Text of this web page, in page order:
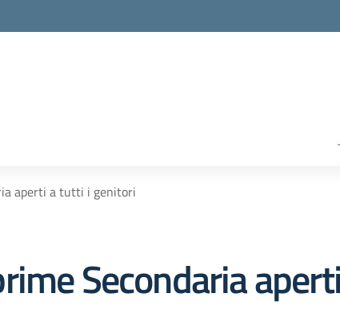
aperti a tutti i genitori
Secondaria